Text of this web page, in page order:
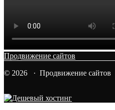
Продвижение сайтов
© 2026 · Продвижение сайтов